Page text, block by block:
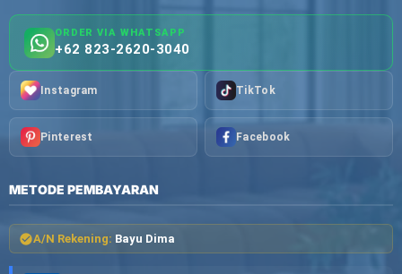
ORDER VIA WHATSAPP
+62 823-2620-3040
Instagram TikTok
Pinterest Facebook
METODE PEMBAYARAN
A/N Rekening: Bayu Dima